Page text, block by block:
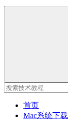
首页
Mac系统下载